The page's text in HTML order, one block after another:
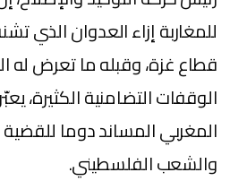
للمغاربة إزاء العدوان الذي
قطاع غزة، وقبله ما تعرض له
الوقفات التضامنية الكثيرة،
المغربي المساند دوما
والشعب الفلسطيني.